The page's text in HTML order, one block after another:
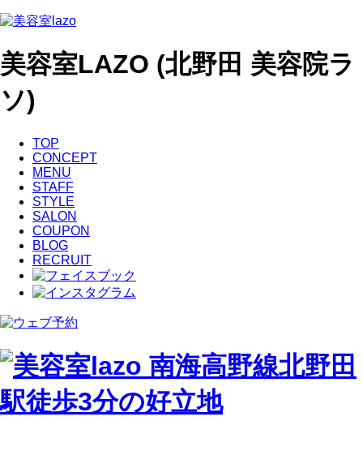
美容室LAZO (北野田 美容院ラ
ソ)
TOP
CONCEPT
MENU
STAFF
STYLE
SALON
COUPON
BLOG
RECRUIT